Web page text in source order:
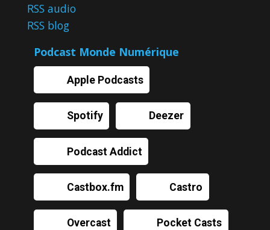
RSS audio
RSS blog
Podcast Monde Numérique
Apple Podcasts
Spotify Deezer
Podcast Addict
Castbox.fm Castro
Overcast Pocket Casts